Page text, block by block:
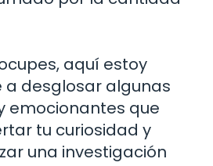
aquí estoy
desglosar algunas
emocionantes que
tu curiosidad y
una investigación